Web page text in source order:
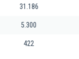
31.186
5.300
422